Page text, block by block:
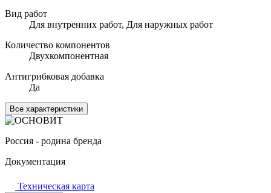
Вид работ
Для внутренних работ, Для наружных работ
Количество компонентов
Двухкомпонентная
Антигрибковая добавка
Да
Все характеристики
Россия - родина бренда
Документация
Техническая карта